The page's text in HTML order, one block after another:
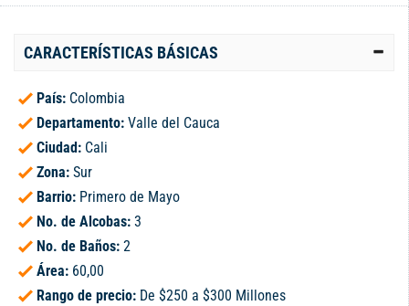
CARACTERÍSTICAS BÁSICAS
País: Colombia
Departamento: Valle del Cauca
Ciudad: Cali
Zona: Sur
Barrio: Primero de Mayo
No. de Alcobas: 3
No. de Baños: 2
Área: 60,00
Rango de precio: De $250 a $300 Millones